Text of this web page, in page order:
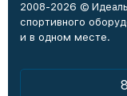
2008-2026 ©
спортивного
и в одном месте.